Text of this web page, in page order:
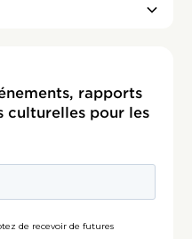
rapports
culturelles pour les